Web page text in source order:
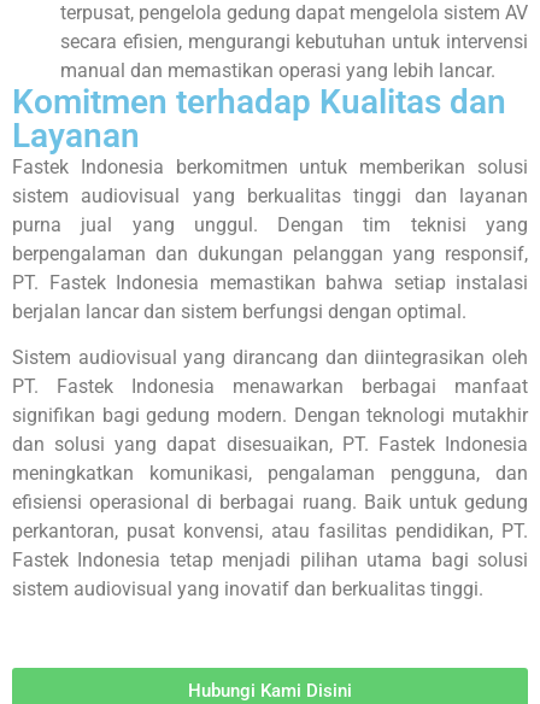
terpusat, pengelola gedung dapat mengelola sistem AV
secara efisien, mengurangi kebutuhan untuk intervensi
manual dan memastikan operasi yang lebih lancar.
Komitmen terhadap Kualitas dan
Layanan
Fastek Indonesia berkomitmen untuk memberikan solusi
sistem audiovisual yang berkualitas tinggi dan layanan
purna jual yang unggul. Dengan tim teknisi yang
berpengalaman dan dukungan pelanggan yang responsif,
PT. Fastek Indonesia memastikan bahwa setiap instalasi
berjalan lancar dan sistem berfungsi dengan optimal.
Sistem audiovisual yang dirancang dan diintegrasikan oleh
PT. Fastek Indonesia menawarkan berbagai manfaat
signifikan bagi gedung modern. Dengan teknologi mutakhir
dan solusi yang dapat disesuaikan, PT. Fastek Indonesia
meningkatkan komunikasi, pengalaman pengguna, dan
efisiensi operasional di berbagai ruang. Baik untuk gedung
perkantoran, pusat konvensi, atau fasilitas pendidikan, PT.
Fastek Indonesia tetap menjadi pilihan utama bagi solusi
sistem audiovisual yang inovatif dan berkualitas tinggi.
Hubungi Kami Disini